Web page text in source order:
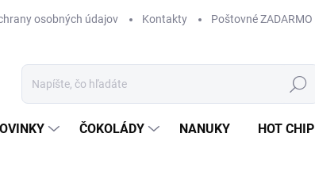
osobných údajov Kontakty Poštovné ZADARMO
Hľadať
ČOKOLÁDY NANUKY HOT CHIP